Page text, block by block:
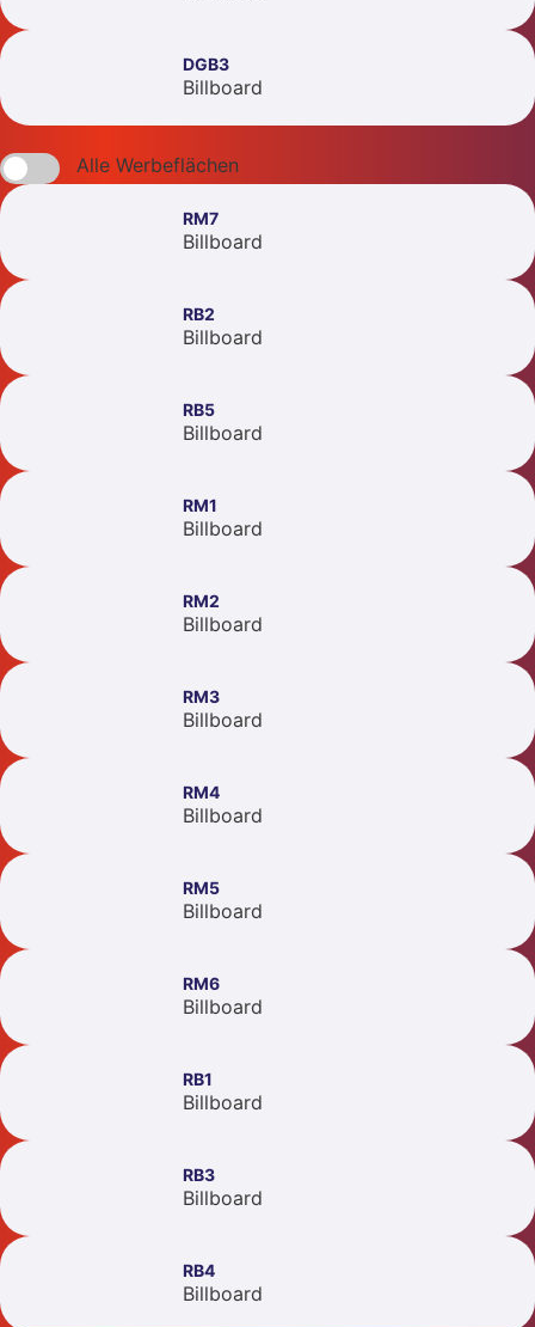
DGB3
Billboard
Alle Werbeflächen
RM7
Billboard
RB2
Billboard
RB5
Billboard
RM1
Billboard
RM2
Billboard
RM3
Billboard
RM4
Billboard
RM5
Billboard
RM6
Billboard
RB1
Billboard
RB3
Billboard
RB4
Billboard